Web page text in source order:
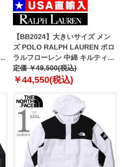
【BB2024】大きいサイズ メン
ズ POLO RALPH LAUREN ポロ
ラルフローレン 中綿 キルティン
グ ベスト USA直輸入
710949962-002
定価 ￥49,500(税込)
￥44,550(税込)